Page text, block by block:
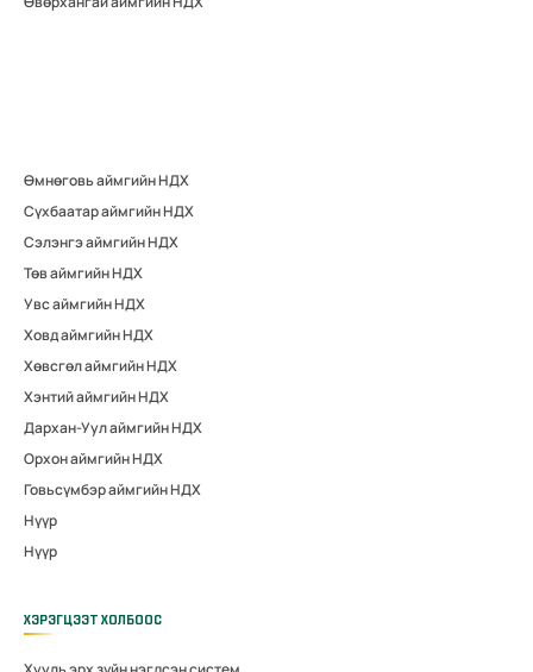
Өмнөговь аймгийн НДХ
Сүхбаатар аймгийн НДХ
Сэлэнгэ аймгийн НДХ
Төв аймгийн НДХ
Увс аймгийн НДХ
Ховд аймгийн НДХ
Хөвсгөл аймгийн НДХ
Хэнтий аймгийн НДХ
Дархан-Уул аймгийн НДХ
Орхон аймгийн НДХ
Говьсүмбэр аймгийн НДХ
Нүүр
Нүүр
ХЭРЭГЦЭЭТ ХОЛБООС